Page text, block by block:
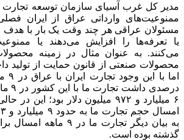
مدیر کل غرب آسیای سازمان توسعه تجارت
ممنوعیت‌های وارداتی عراق از ایران
مسئولان عراقی هر چند وقت یک بار با هدف
یا تعرفه‌ها را افزایش می‌دهند یا
می‌کنند. به عنوان مثال در زمینه
محصولات صنعتی از قانون حمایت از تولید
درصدی داشت تجارت ما با این کشور در ۹ ماهه
به بیان دیگر تجارت ما
گذشته بوده است.